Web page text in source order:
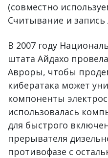
(совместно
Считывание и запись
В 2007 году
штата Айдахо
Авроры, чтобы
кибератака может
компоненты
использовалась
для быстрого
прерывателя
противофазе с